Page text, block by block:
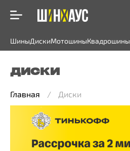
ШиныДискиМотошиныКвадрошины
ДИСКИ
Главная Диски